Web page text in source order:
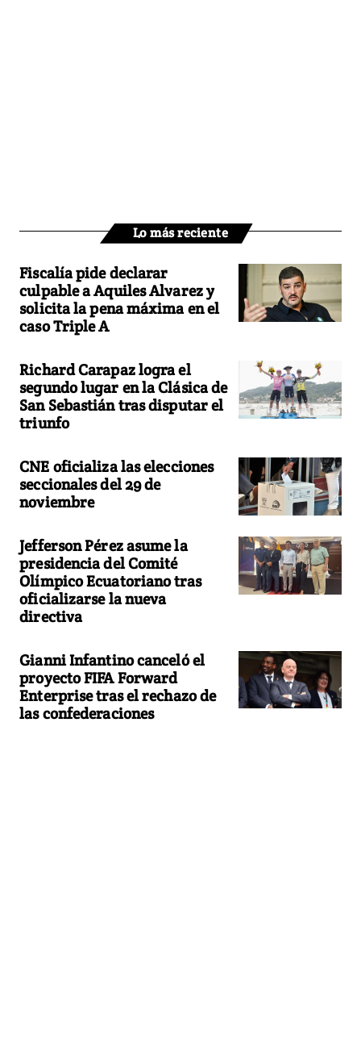
Lo más reciente
Fiscalía pide declarar
culpable a Aquiles Alvarez y
solicita la pena máxima en el
caso Triple A
Richard Carapaz logra el
segundo lugar en la Clásica de
San Sebastián tras disputar el
triunfo
CNE oficializa las elecciones
seccionales del 29 de
noviembre
Jefferson Pérez asume la
presidencia del Comité
Olímpico Ecuatoriano tras
oficializarse la nueva
directiva
Gianni Infantino canceló el
proyecto FIFA Forward
Enterprise tras el rechazo de
las confederaciones